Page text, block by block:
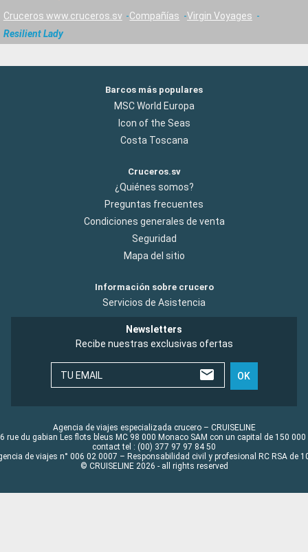
Cruceros www.cruceros.sv Compañías
Virgin Voyages
Resilient Lady
Barcos más populares
MSC World Europa
Icon of the Seas
Costa Toscana
Cruceros.sv
¿Quiénes somos?
Preguntas frecuentes
Condiciones generales de venta
Seguridad
Mapa del sitio
Información sobre crucero
Servicios de Asistencia
Newsletters
Recibe nuestras exclusivas ofertas
TU EMAIL OK
Agencia de viajes especializada crucero – CRUISELINE
rue du gabian Les flots bleus MC 98 000 Monaco SAM con un capital de 150 000
contact tel : (00) 377 97 97 84 50
de viajes n° 006 02 0007 – Responsabilidad civil y profesional RC RSA de
© CRUISELINE 2026 - all rights reserved